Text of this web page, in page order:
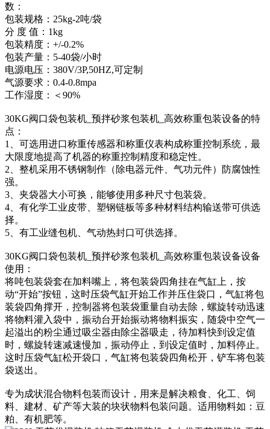
数：
包装规格：25kg-2吨/袋
分 度 值：1kg
包装精度：+/-0.2%
包装产量：5-40袋/小时
电源电压：380V/3P,50HZ,可定制
气源要求：0.4-0.8mpa
工作湿度：＜90%
30KG阀口袋包装机_预拌砂浆包装机_高效称重包装设备的特
点：
1、可选用进口称重传感器和称重仪表构成称重控制系统，最
大限度地提高了机器的称重控制精度和稳定性。
2、整机采用不锈钢制作（除电器元件、气功元件）防腐蚀性
强。
3、夹袋器大小可换，能够使用多种尺寸包装袋。
4、有化学工业皮带、塑钢链板等多种材料结构输送带可供选
择。
5、有工业缝包机、气动热封口可供选择。
30KG阀口袋包装机_预拌砂浆包装机_高效称重包装设备设备
使用：
将吨包装袋套在加料嘴上，将包装袋四角挂在气缸上，按
动“开始”按钮，这时压袋气缸开始工作并压住袋口，气缸将包
装袋四角撑开，控制器将包装袋重量自动去除，螺旋转动迅速
将物料灌入袋中，振动台开始振动将物料振实，随袋中空气一
起溢出的粉尘通过吸尘器由除尘器吸走，待加料快到设定值
时，螺旋转速减速慢加，振动停止，到设定值时，加料停止。
这时压袋气缸松开袋口，气缸将包装袋四角松开，铲车将包装
袋送出。
专为成状混合物料包装而设计，用来是解决粮食、化工、饲
料、建材、矿产等大装的块状物料包装问题。适用物料如：豆
粕、有机肥等。